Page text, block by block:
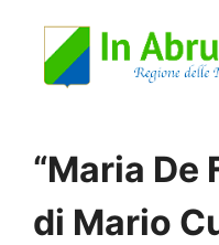
“Maria De
di Mario